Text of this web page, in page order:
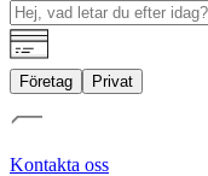
Företag Privat
Kontakta oss